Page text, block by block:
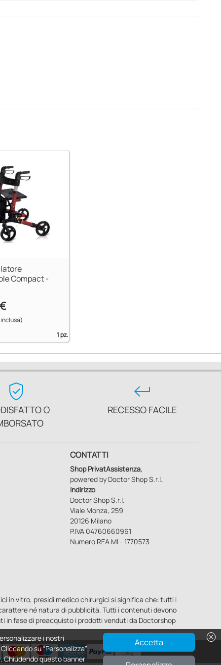
Compact -
inclusa)
1 pz.
verified_user
O
keyboard_return
RECESSO FACILE
CONTATTI
Shop PrivatAssistenza,
powered by Doctor Shop S.r.l.
Indirizzo
Doctor Shop S.r.l.
Viale Monza, 259
20126 Milano
P.IVA 04760660961
Numero REA MI - 1770573
in vitro, presidi medico chirurgici si significa che: tutti i
né natura di pubblicità. Tutti i contenuti devono
in fase di preacquisto i prodotti venduti da Doctorshop
cancel
i nostri
su “Personalizza”
. Chiudendo questo banner
Accetta